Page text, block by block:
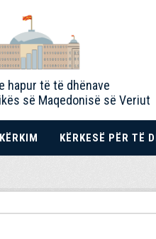
hapur të të dhënave
së Maqedonisë së Veriut
KËRKIM KËRKESË PËR TË